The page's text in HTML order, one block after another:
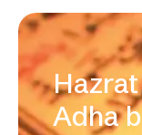
Adha